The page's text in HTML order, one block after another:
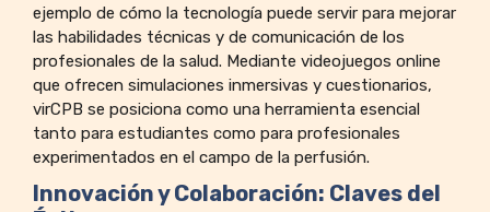
ejemplo de cómo la tecnología puede servir para mejorar
las habilidades técnicas y de comunicación de los
profesionales de la salud. Mediante videojuegos online
que ofrecen simulaciones inmersivas y cuestionarios,
virCPB se posiciona como una herramienta esencial
tanto para estudiantes como para profesionales
experimentados en el campo de la perfusión.
Innovación y Colaboración: Claves del